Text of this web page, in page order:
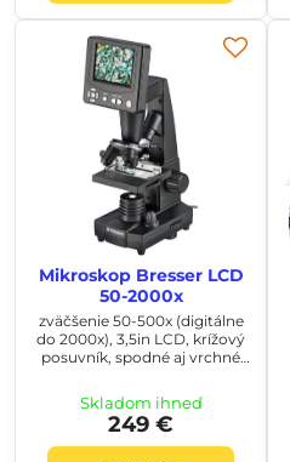
Mikroskop Bresser LCD
50-2000x
zväčšenie 50-500x (digitálne
do 2000x), 3,5in LCD, krížový
posuvník, spodné aj vrchné
december 2025
Skladom ihneď
249 €